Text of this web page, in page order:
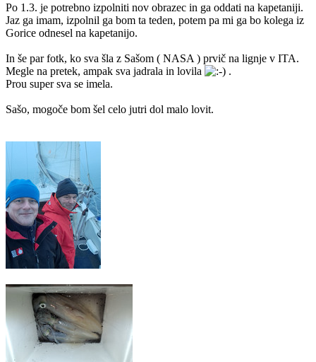
Po 1.3. je potrebno izpolniti nov obrazec in ga oddati na kapetaniji.
Jaz ga imam, izpolnil ga bom ta teden, potem pa mi ga bo kolega iz
Gorice odnesel na kapetanijo.
In še par fotk, ko sva šla z Sašom ( NASA ) prvič na lignje v ITA.
Megle na pretek, ampak sva jadrala in lovila
.
Prou super sva se imela.
Sašo, mogoče bom šel celo jutri dol malo lovit.